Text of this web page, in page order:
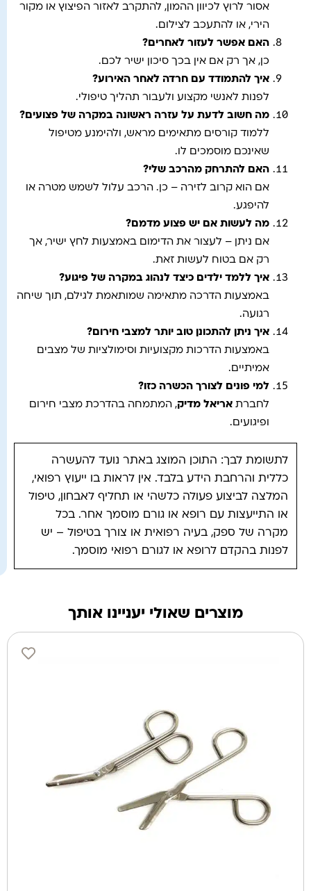
אסור לרוץ לכיוון ההמון, להתקרב לאזור הפיצוץ או מקור
הירי, או להתעכב לצילום.
האם אפשר לעזור לאחרים?
כן, אך רק אם אין בכך סיכון ישיר לכם.
איך להתמודד עם חרדה לאחר האירוע?
לפנות לאנשי מקצוע ולעבור תהליך טיפולי.
מה חשוב לדעת על עזרה ראשונה במקרה של פצועים?
ללמוד קורסים מתאימים מראש, ולהימנע מטיפול
שאינכם מוסמכים לו.
האם להתרחק מהרכב שלי?
אם הוא קרוב לזירה – כן. הרכב עלול לשמש מטרה או
להיפגע.
מה לעשות אם יש פצוע מדמם?
אם ניתן – לעצור את הדימום באמצעות לחץ ישיר, אך
רק אם בטוח לעשות זאת.
איך ללמד ילדים כיצד לנהוג במקרה של פיגוע?
באמצעות הדרכה מתאימה שמותאמת לגילם, תוך שיחה
רגועה.
איך ניתן להתכונן טוב יותר למצבי חירום?
באמצעות הדרכות מקצועיות וסימולציות של מצבים
אמיתיים.
למי פונים לצורך הכשרה כזו?
לחברת אריאל מדיק, המתמחה בהדרכת מצבי חירום
ופיגועים.
לתשומת לבך: התוכן המוצג באתר נועד להעשרה
כללית והרחבת הידע בלבד. אין לראות בו ייעוץ רפואי,
המלצה לביצוע פעולה כלשהי או תחליף לאבחון, טיפול
או התייעצות עם רופא או גורם מוסמך אחר. בכל
מקרה של ספק, בעיה רפואית או צורך בטיפול – יש
לפנות בהקדם לרופא או לגורם רפואי מוסמך.
מוצרים שאולי יעניינו אותך